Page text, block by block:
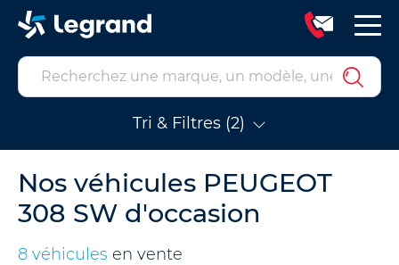
Tri & Filtres (2)
Nos véhicules PEUGEOT
308 SW d'occasion
8 véhicules en vente